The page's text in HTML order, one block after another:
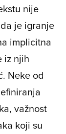
nije
je igranje
implicitna
iz njih
Neke od
važnost
koji su